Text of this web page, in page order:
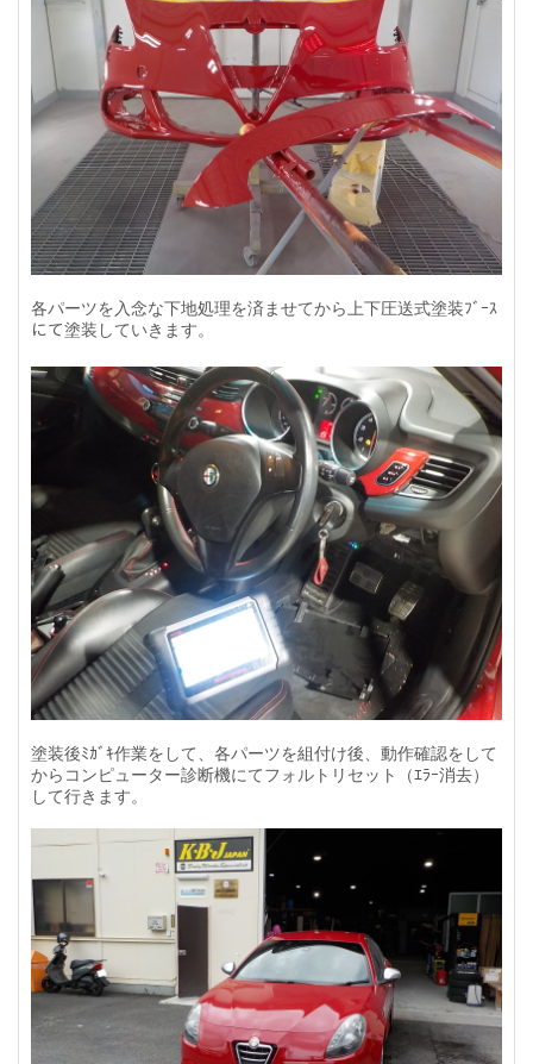
各パーツを入念な下地処理を済ませてから上下圧送式塗装ﾌﾞｰｽ
にて塗装していきます。
塗装後ﾐｶﾞｷ作業をして、各パーツを組付け後、動作確認をして
からコンピューター診断機にてフォルトリセット（ｴﾗｰ消去）
して行きます。